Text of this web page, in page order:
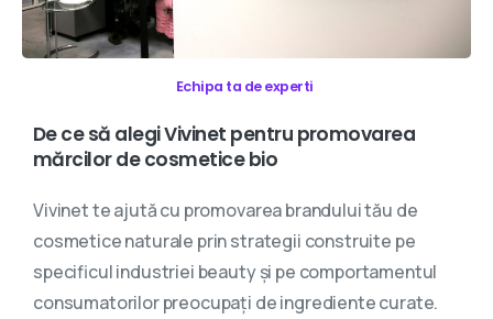
Echipa ta de experti
Decesă alegiVivinet pentru promovarea
mărcilordecosmetice bio
Vivinet te ajută cu promovarea brandului tău de
cosmetice naturale prin strategii construite pe
specificul industriei beauty și pe comportamentul
consumatorilor preocupați de ingrediente curate.